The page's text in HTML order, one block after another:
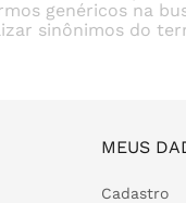
genéricos na
sinônimos do
MEUS
Cadastro